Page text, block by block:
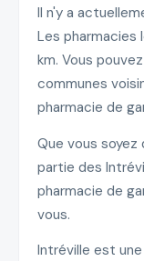
Il n'y a
Les pharmacies
km. Vous
communes
pharmacie de
Que vous soyez
partie des
pharmacie de
vous.
Intréville est